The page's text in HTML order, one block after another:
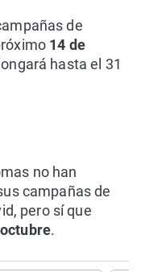
de
14 de
hasta el 31
no han
campañas de
pero sí que
.